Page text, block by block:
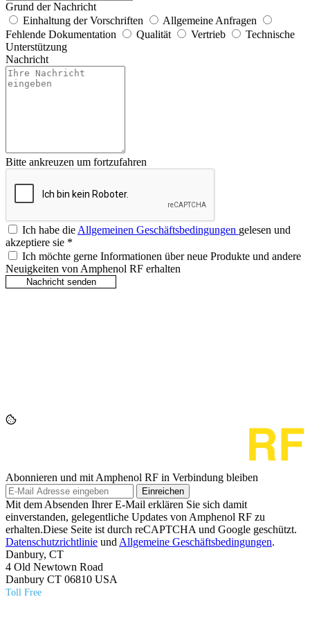
Grund der Nachricht
Einhaltung der Vorschriften
Allgemeine Anfragen
Fehlende Dokumentation
Qualität Vertrieb
Technische
Unterstützung
Nachricht
Bitte ankreuzen um fortzufahren
Ich habe dieAllgemeinen Geschäftsbedingungen gelesen und
akzeptiere sie *
Ich möchte gerne Informationen über neue Produkte und andere
Neuigkeiten von Amphenol RF erhalten
Abonnieren und mit Amphenol RF in Verbindung bleiben
Einreichen
Mit dem Absenden Ihrer E-Mail erklären Sie sich damit
einverstanden, gelegentliche Updates von Amphenol RF zu
erhalten.Diese Seite ist durch reCAPTCHA und Google geschützt.
Datenschutzrichtlinie und Allgemeine Geschäftsbedingungen.
Danbury, CT
4 Old Newtown Road
Danbury CT 06810 USA
Toll Free